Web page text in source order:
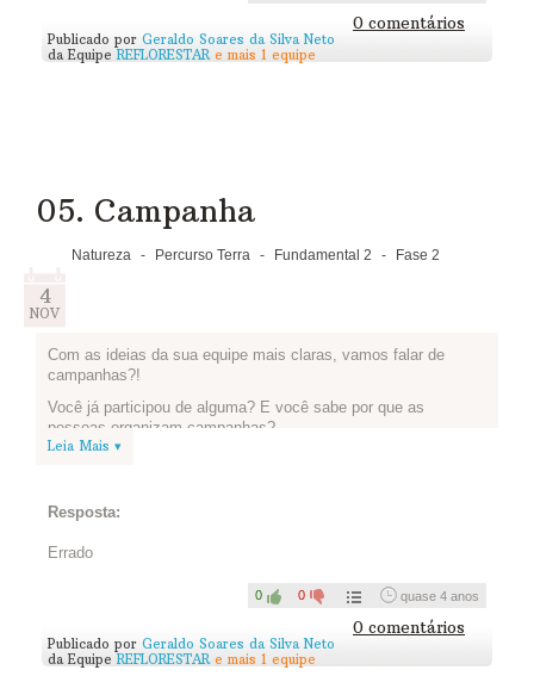
organizando tudo? Quais resultados esperam alcançar?
Você e sua equipe podem fazer um texto, um vídeo ou mesmo
0 comentários
Publicado por Geraldo Soares da Silva Neto
da Equipe REFLORESTARe mais 1 equipe
05. Campanha
Natureza - Percurso Terra - Fundamental 2 - Fase 2
4
NOV
Com as ideias da sua equipe mais claras, vamos falar de
campanhas?!
Você já participou de alguma? E você sabe por que as
pessoas organizam campanhas?
& Fun(esse link vai para uma página do Facebook, verifique
vimos na fase anterior? Vamos pensar sobre a nossa
organizando tudo? Quais resultados esperam alcançar?
Você e sua equipe podem fazer um texto, um vídeo ou mesmo
Leia Mais ▾
Resposta:
Errado
0 0 quase 4 anos
0 comentários
Publicado por Geraldo Soares da Silva Neto
da Equipe REFLORESTARe mais 1 equipe